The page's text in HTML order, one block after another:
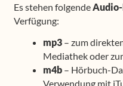
Es stehen folgende
Verfügung:
mp3 – zum
Mediathek oder
m4b – Hörbuch-
Verwendung mit